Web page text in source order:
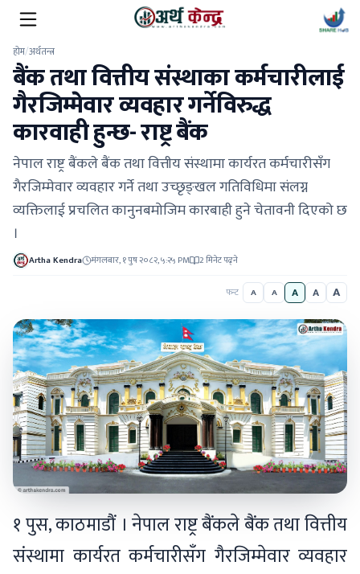
होम/अर्थतन्त्र
बैंक तथा वित्तीय संस्थाका कर्मचारीलाई
गैरजिम्मेवार व्यवहार गर्नेविरुद्ध
कारवाही हुन्छ- राष्ट्र बैंक
नेपाल राष्ट्र बैंकले बैंक तथा वित्तीय संस्थामा कार्यरत कर्मचारीसँग
गैरजिम्मेवार व्यवहार गर्ने तथा उच्छृङ्खल गतिविधिमा संलग्न
व्यक्तिलाई प्रचलित कानुनबमोजिम कारबाही हुने चेतावनी दिएको छ
।
Artha Kendra मंगलबार, १ पुष २०८२, ५:२५ PM 2 मिनेट पढ्ने
फन्ट A A A A A
१ पुस, काठमाडौं । नेपाल राष्ट्र बैंकले बैंक तथा वित्तीय
संस्थामा कार्यरत कर्मचारीसँग गैरजिम्मेवार व्यवहार